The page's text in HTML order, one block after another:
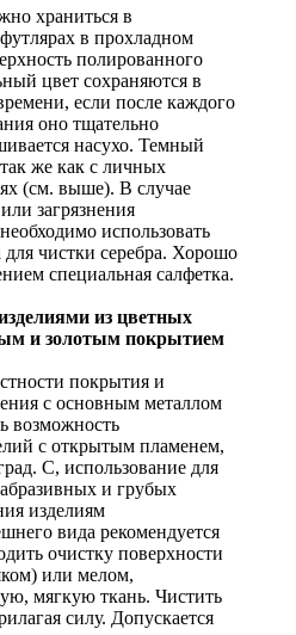
храниться в
в прохладном
полированного
цвет сохраняются в
если после каждого
оно тщательно
насухо. Темный
же как с личных
(см. выше). В случае
загрязнения
использовать
для чистки серебра. Хорошо
специальная салфетка.
из цветных
и золотым покрытием
покрытия и
с основным металлом
возможность
с открытым пламенем,
С, использование для
и грубых
изделиям
вида рекомендуется
очистку поверхности
или мелом,
мягкую ткань. Чистить
силу. Допускается